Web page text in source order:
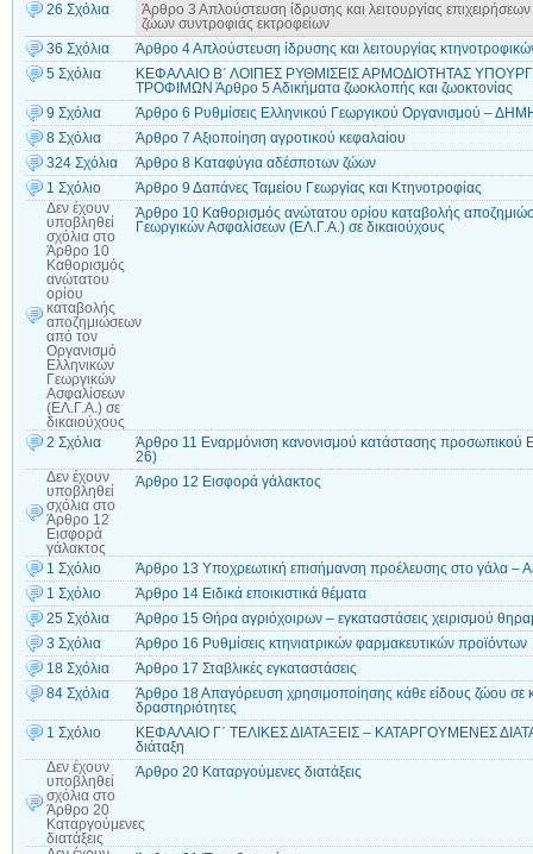
26 Σχόλια
Άρθρο 3 Απλούστευση ίδρυσης και λειτουργίας
ζώων συντροφιάς εκτροφείων
36 Σχόλια
Άρθρο 4 Απλούστευση ίδρυσης και λειτουργίας
5 Σχόλια
ΚΕΦΑΛΑΙΟ Β΄ ΛΟΙΠΕΣ ΡΥΘΜΙΣΕΙΣ ΑΡΜΟΔΙΟΤΗΤΑΣ
ΤΡΟΦΙΜΩΝ Άρθρο 5 Αδικήματα ζωοκλοπής και ζωοκτονίας
9 Σχόλια
Άρθρο 6 Ρυθμίσεις Ελληνικού Γεωργικού Οργανισμού –
8 Σχόλια
Άρθρο 7 Αξιοποίηση αγροτικού κεφαλαίου
324 Σχόλια
Άρθρο 8 Καταφύγια αδέσποτων ζώων
1 Σχόλιο
Άρθρο 9 Δαπάνες Ταμείου Γεωργίας και Κτηνοτροφίας
Δεν έχουν
υποβληθεί
σχόλια στο
Άρθρο 10
Καθορισμός
ανώτατου
ορίου
καταβολής
αποζημιώσεων
από τον
Οργανισμό
Ελληνικών
Γεωργικών
Ασφαλίσεων
(ΕΛ.Γ.Α.) σε
δικαιούχους
Άρθρο 10 Καθορισμός ανώτατου ορίου καταβολής
Γεωργικών Ασφαλίσεων (ΕΛ.Γ.Α.) σε δικαιούχους
2 Σχόλια
Άρθρο 11 Εναρμόνιση κανονισμού κατάστασης προσωπικού
26)
Δεν έχουν
υποβληθεί
σχόλια στο
Άρθρο 12
Εισφορά
γάλακτος
Άρθρο 12 Εισφορά γάλακτος
1 Σχόλιο
Άρθρο 13 Υποχρεωτική επισήμανση προέλευσης στο γάλα –
1 Σχόλιο
Άρθρο 14 Ειδικά εποικιστικά θέματα
25 Σχόλια
Άρθρο 15 Θήρα αγριόχοιρων – εγκαταστάσεις χειρισμού
3 Σχόλια
Άρθρο 16 Ρυθμίσεις κτηνιατρικών φαρμακευτικών προϊόντων
18 Σχόλια
Άρθρο 17 Σταβλικές εγκαταστάσεις
84 Σχόλια
Άρθρο 18 Απαγόρευση χρησιμοποίησης κάθε είδους ζώου σε
δραστηριότητες
1 Σχόλιο
ΚΕΦΑΛΑΙΟ Γ΄ ΤΕΛΙΚΕΣ ΔΙΑΤΑΞΕΙΣ – ΚΑΤΑΡΓΟΥΜΕΝΕΣ
διάταξη
Δεν έχουν
υποβληθεί
σχόλια στο
Άρθρο 20
Καταργούμενες
διατάξεις
Άρθρο 20 Καταργούμενες διατάξεις